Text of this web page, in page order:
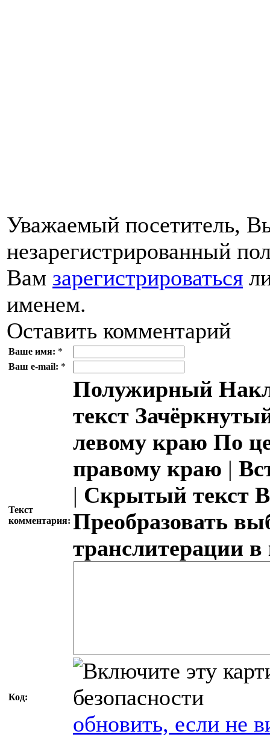
Уважаемый посетитель,
незарегистрированный
Вам зарегистрироваться
именем.
Оставить комментарий
Ваше имя: *
Ваш e-mail: *
Текст
комментария:
Полужирный
текст
левому краю По
правому краю |
| Скрытый текст
Преобразовать
транслитерации
Код:
обновить, если не